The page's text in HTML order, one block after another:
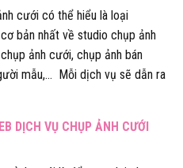
cưới có thể hiểu là loại
bản nhất về studio chụp ảnh
ảnh cưới, chụp ảnh bán
mẫu,… Mỗi dịch vụ sẽ dẫn ra
DỊCH VỤ CHỤP ẢNH CƯỚI